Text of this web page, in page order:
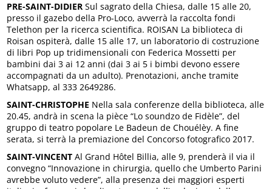
PRE-SAINT-DIDIER Sul sagrato della Chiesa, dalle 15 alle 20,
presso il gazebo della Pro-Loco, avverrà la raccolta fondi
Telethon per la ricerca scientifica. ROISAN La biblioteca di
Roisan ospiterà, dalle 15 alle 17, un laboratorio di costruzione
di libri Pop up tridimensionali con Federica Mossetti per
bambini dai 3 ai 12 anni (dai 3 ai 5 i bimbi devono essere
accompagnati da un adulto). Prenotazioni, anche tramite
Whatsapp, al 333 2649286.
SAINT-CHRISTOPHE Nella sala conferenze della biblioteca, alle
20.45, andrà in scena la pièce “Lo soundzo de Fidèle”, del
gruppo di teatro popolare Le Badeun de Chouélèy. A fine
serata, si terrà la premiazione del Concorso fotografico 2017.
SAINT-VINCENT Al Grand Hôtel Billia, alle 9, prenderà il via il
convegno “Innovazione in chirurgia, quello che Umberto Parini
avrebbe voluto vedere”, alla presenza dei maggiori esperti